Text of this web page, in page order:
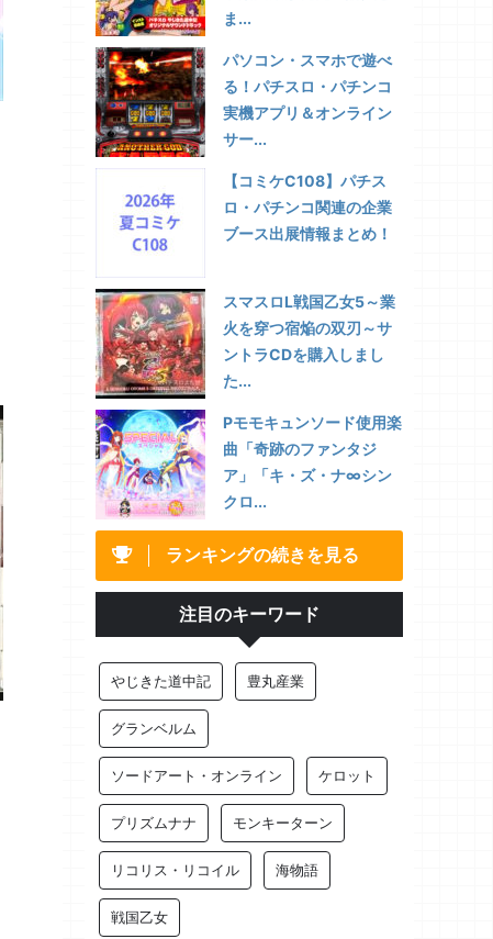
ま...
パソコン・スマホで遊べ
る！パチスロ・パチンコ
実機アプリ＆オンライン
サー...
【コミケC108】パチス
ロ・パチンコ関連の企業
ブース出展情報まとめ！
スマスロL戦国乙女5～業
火を穿つ宿焔の双刃～サ
ントラCDを購入しまし
た...
Pモモキュンソード使用楽
曲「奇跡のファンタジ
ア」「キ・ズ・ナ∞シン
クロ...
ランキングの続きを見る
注目のキーワード
やじきた道中記 豊丸産業
グランベルム
ソードアート・オンライン ケロット
プリズムナナ モンキーターン
リコリス・リコイル 海物語
戦国乙女